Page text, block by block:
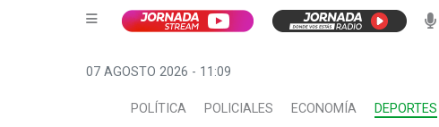
07 AGOSTO 2026 - 11:09
POLÍTICA POLICIALES ECONOMÍA DEPORTES